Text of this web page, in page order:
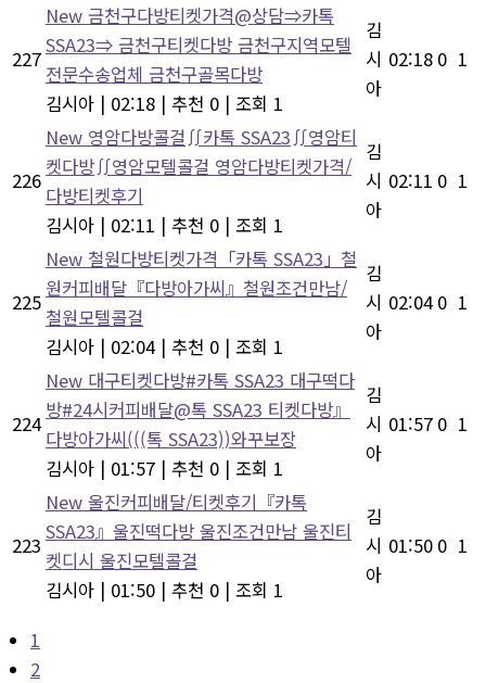
227
New 금천구다방티켓가격@상담⇒카톡
SSA23⇒ 금천구티켓다방 금천구지역모텔
전문수송업체 금천구골목다방
김시아 | 02:18 | 추천 0 | 조회 1
김
시
아
02:18 0 1
226
New 영암다방콜걸∬카톡 SSA23∬영암티
켓다방∬영암모텔콜걸 영암다방티켓가격/
다방티켓후기
김시아 | 02:11 | 추천 0 | 조회 1
김
시
아
02:11 0 1
225
New 철원다방티켓가격「카톡 SSA23」철
원커피배달『다방아가씨』철원조건만남/
철원모텔콜걸
김시아 | 02:04 | 추천 0 | 조회 1
김
시
아
02:04 0 1
224
New 대구티켓다방#카톡 SSA23 대구떡다
방#24시커피배달@톡 SSA23 티켓다방』
다방아가씨(((톡 SSA23))와꾸보장
김시아 | 01:57 | 추천 0 | 조회 1
김
시
아
01:57 0 1
223
New 울진커피배달/티켓후기『카톡
SSA23』울진떡다방 울진조건만남 울진티
켓디시 울진모텔콜걸
김시아 | 01:50 | 추천 0 | 조회 1
김
시
아
01:50 0 1
1
2